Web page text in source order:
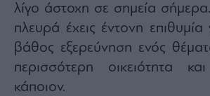
λίγο άστοχη σε σημεία
πλευρά έχεις έντονη επιθυμία
βάθος εξερεύνηση ενός
περισσότερη οικειότητα
κάποιον.